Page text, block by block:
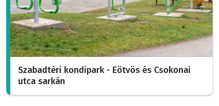
Szabadtéri kondipark - Eötvös és Csokonai
utca sarkán